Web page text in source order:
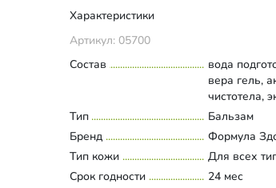
Характеристики
Артикул: 05700
Состав
вода
вера гель,
чистотела,
витамин Е,
Развернуть
Тип
Бальзам
Бренд
Формула
Тип кожи
Для всех
Срок годности
24 мес